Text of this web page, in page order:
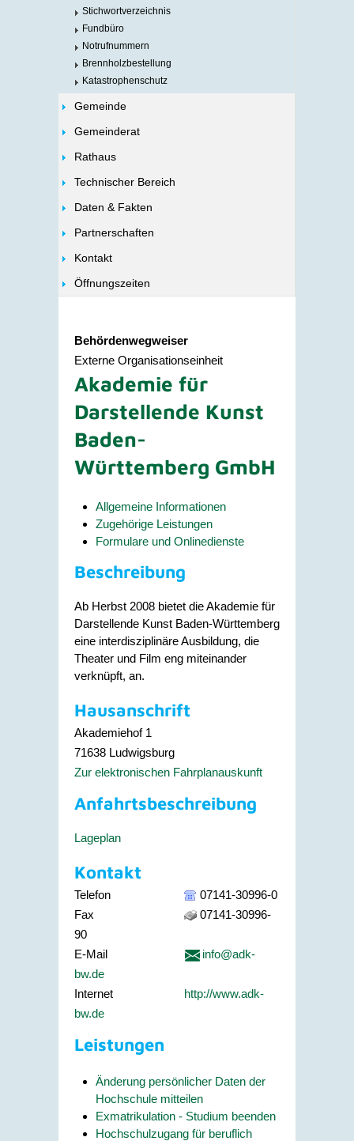
Stichwortverzeichnis
Fundbüro
Notrufnummern
Brennholzbestellung
Katastrophenschutz
Gemeinde
Gemeinderat
Rathaus
Technischer Bereich
Daten & Fakten
Partnerschaften
Kontakt
Öffnungszeiten
Behördenwegweiser
Externe Organisationseinheit
Akademie für
Darstellende Kunst
Baden-
Württemberg GmbH
Allgemeine Informationen
Zugehörige Leistungen
Formulare und Onlinedienste
Beschreibung
Ab Herbst 2008 bietet die Akademie für
Darstellende Kunst Baden-Württemberg
eine interdisziplinäre Ausbildung, die
Theater und Film eng miteinander
verknüpft, an.
Hausanschrift
Akademiehof 1
71638 Ludwigsburg
Zur elektronischen Fahrplanauskunft
Anfahrtsbeschreibung
Lageplan
Kontakt
Telefon
07141-30996-0
Fax
07141-30996-
90
E-Mail
info@adk-
bw.de
Internet
http://www.adk-
bw.de
Leistungen
Änderung persönlicher Daten der
Hochschule mitteilen
Exmatrikulation - Studium beenden
Hochschulzugang für beruflich